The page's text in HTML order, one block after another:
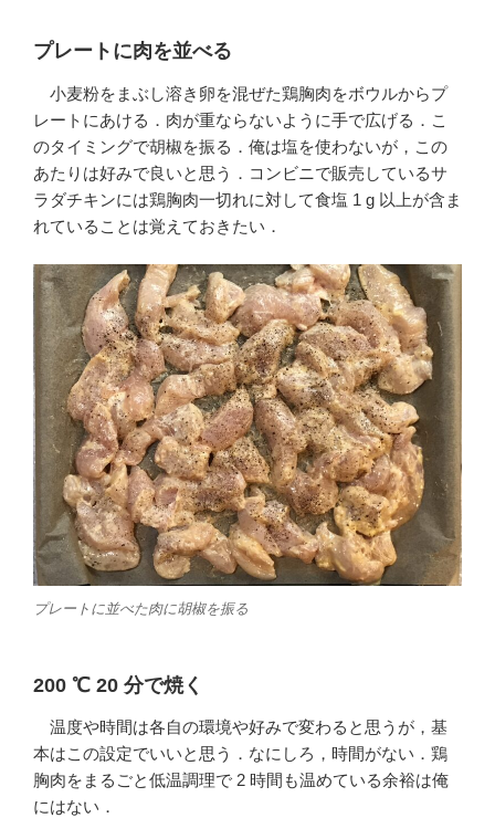
プレートに肉を並べる
小麦粉をまぶし溶き卵を混ぜた鶏胸肉をボウルからプ
レートにあける．肉が重ならないように手で広げる．こ
のタイミングで胡椒を振る．俺は塩を使わないが，この
あたりは好みで良いと思う．コンビニで販売しているサ
ラダチキンには鶏胸肉一切れに対して食塩 1 g 以上が含ま
れていることは覚えておきたい．
プレートに並べた肉に胡椒を振る
200 ℃ 20 分で焼く
温度や時間は各自の環境や好みで変わると思うが，基
本はこの設定でいいと思う．なにしろ，時間がない．鶏
胸肉をまるごと低温調理で 2 時間も温めている余裕は俺
にはない．